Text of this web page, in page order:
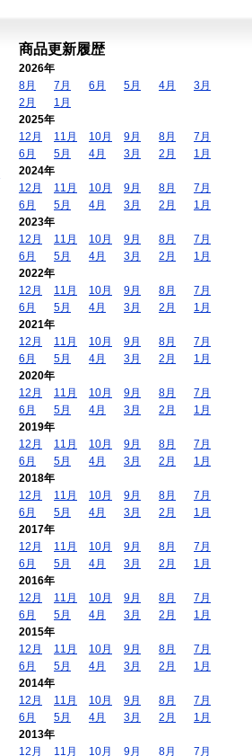
商品更新履歴
2026年
8月
7月 6月 5月 4月
3月
2月
1月
2025年
12月
11月 10月 9月 8月
7月
6月
5月 4月 3月 2月
1月
2024年
12月
11月 10月 9月 8月
7月
6月
5月 4月 3月 2月
1月
2023年
12月
11月 10月 9月 8月
7月
6月
5月 4月 3月 2月
1月
2022年
12月
11月 10月 9月 8月
7月
6月
5月 4月 3月 2月
1月
2021年
12月
11月 10月 9月 8月
7月
6月
5月 4月 3月 2月
1月
2020年
12月
11月 10月 9月 8月
7月
6月
5月 4月 3月 2月
1月
2019年
12月
11月 10月 9月 8月
7月
6月
5月 4月 3月 2月
1月
2018年
12月
11月 10月 9月 8月
7月
6月
5月 4月 3月 2月
1月
2017年
12月
11月 10月 9月 8月
7月
6月
5月 4月 3月 2月
1月
2016年
12月
11月 10月 9月 8月
7月
6月
5月 4月 3月 2月
1月
2015年
12月
11月 10月 9月 8月
7月
6月
5月 4月 3月 2月
1月
2014年
12月
11月 10月 9月 8月
7月
6月
5月 4月 3月 2月
1月
2013年
12月
11月 10月 9月 8月 7月